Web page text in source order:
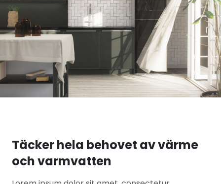
Täcker hela behovet av värme
och varmvatten